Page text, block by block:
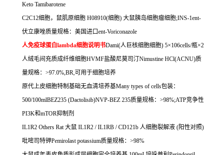
Keto Tamibarotene
C2C12细胞，鼠肌原细胞 H08910(细胞) 大鼠胰岛细胞瘤细胞;INS-1ent-
伏立康唑质量规格：美国进口ent-Voriconazole
人免疫球蛋白lambda细胞说明书Dami(人巨核细胞细胞) 5×106cells/瓶×2
人绒毛间充质成纤维细胞HVMF盐酸尼莫司汀Nimustine HCl(ACNU)质
量规格： >97.0%,BR, 可用于细胞培养
原代上皮细胞特制基础无血清培养基Many types of cells包装：
500/100mlBEZ235 (Dactolisib)NVP-BEZ 235质量规格： >98%;ATP竞争性
PI3K和mTOR抑制剂
IL1R2 Others Rat 大鼠 IL1R2 / IL1RB / CD121b 人细胞裂解液 (阳性对照)
吡嘧司特钾Pemirolast potassium质量规格： >98%